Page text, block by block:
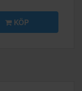
KÖP